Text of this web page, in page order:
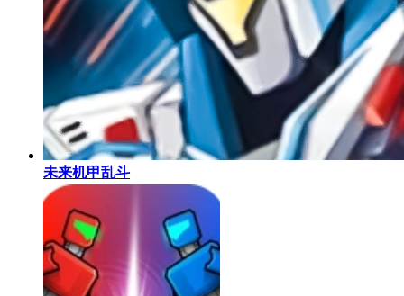
未来机甲乱斗